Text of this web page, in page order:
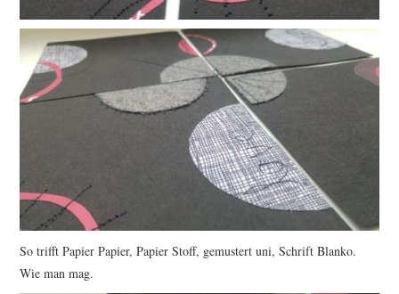
So trifft Papier Papier, Papier Stoff, gemustert uni, Schrift Blanko.
Wie man mag.